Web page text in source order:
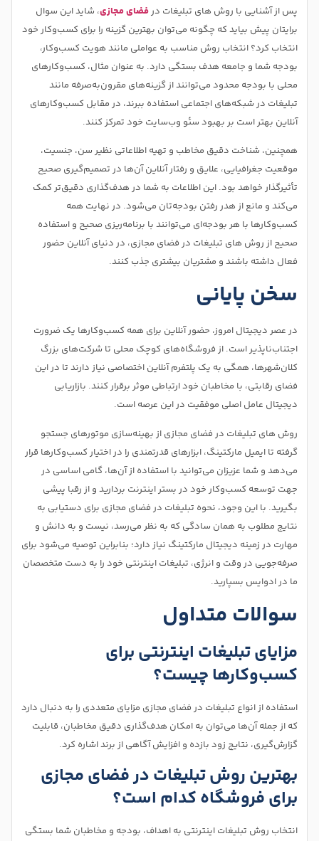
پس از آشنایی با روش های تبلیغات در فضای مجازی، شاید این سوال
برایتان پیش بیاید که چگونه می‌توان بهترین گزینه را برای کسب‌وکار خود
انتخاب کرد؟ انتخاب روش مناسب به عواملی مانند هویت کسب‌وکار،
بودجه شما و جامعه هدف بستگی دارد. به عنوان مثال، کسب‌وکارهای
محلی با بودجه محدود می‌توانند از گزینه‌های مقرون‌به‌صرفه مانند
تبلیغات در شبکه‌های اجتماعی استفاده ببرند، در مقابل کسب‌وکارهای
آنلاین بهتر است بر بهبود سئو وب‌سایت خود تمرکز کنند.
همچنین، شناخت دقیق مخاطب و تهیه اطلاعاتی نظیر سن، جنسیت،
موقعیت جغرافیایی، علایق و رفتار آنلاین آن‌ها در تصمیم‌گیری صحیح
تأثیرگذار خواهد بود. این اطلاعات به شما در هدف‌گذاری دقیق‌تر کمک
می‌کند و مانع از هدر رفتن بودجه‌تان می‌شود. در نهایت همه
کسب‌وکارها با هر بودجه‌ای می‌توانند با برنامه‌ریزی صحیح و استفاده
صحیح از روش های تبلیغات در فضای مجازی، در دنیای آنلاین حضور
فعال داشته باشند و مشتریان بیشتری جذب کنند.
سخن پایانی
در عصر دیجیتال امروز، حضور آنلاین برای همه کسب‌وکارها یک ضرورت
اجتناب‌ناپذیر است. از فروشگاه‌های کوچک محلی تا شرکت‌های بزرگ
کلان‌شهرها، همگی به یک پلتفرم آنلاین اختصاصی نیاز دارند تا در این
فضای رقابتی، با مخاطبان خود ارتباطی موثر برقرار کنند. بازاریابی
دیجیتال عامل اصلی موفقیت در این عرصه است.
روش های تبلیغات در فضای مجازی از بهینه‌سازی موتورهای جستجو
گرفته تا ایمیل مارکتینگ، ابزارهای قدرتمندی را در اختیار کسب‌وکارها قرار
می‌دهد و شما عزیزان می‌توانید با استفاده از آن‌ها، گامی اساسی در
جهت توسعه کسب‌وکار خود در بستر اینترنت بردارید و از رقبا پیشی
بگیرید. با این وجود، نحوه تبلیغات در فضای مجازی برای دستیابی به
نتایج مطلوب به همان سادگی که به نظر می‌رسد، نیست و به دانش و
مهارت در زمینه دیجیتال مارکتینگ نیاز دارد؛ بنابراین توصیه می‌شود برای
صرفه‌جویی در وقت و انرژی، تبلیغات اینترنتی خود را به دست متخصصان
ما در ادوایس بسپارید.
سوالات متداول
مزایای تبلیغات اینترنتی برای
کسب‌وکارها چیست؟
استفاده از انواع تبلیغات در فضای مجازی مزایای متعددی را به دنبال دارد
که از جمله آن‌ها می‌توان به امکان هدف‌گذاری دقیق مخاطبان، قابلیت
گزارش‌گیری، نتایج زود بازده و افزایش آگاهی از برند اشاره کرد.
بهترین روش تبلیغات در فضای مجازی
برای فروشگاه کدام است؟
انتخاب روش تبلیغات اینترنتی به اهداف، بودجه و مخاطبان شما بستگی